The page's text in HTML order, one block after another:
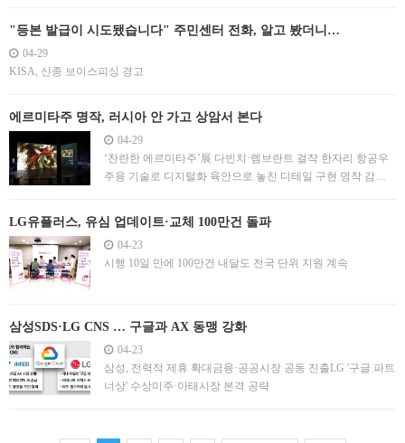
"등본 발급이 시도됐습니다" 주민센터 전화, 알고 봤더니…
04-29
KISA, 신종 보이스피싱 경고
에르미타주 명작, 러시아 안 가고 상암서 본다
04-29
‘찬란한 에르미타주’展 다빈치·렘브란트 걸작 한자리 항공우
주용 기술로 디지털화 육안으로 놓친 디테일 구현 명작 감상
LG유플러스, 유심 업데이트·교체 100만건 돌파
04-23
시행 10일 만에 100만건 내달도 전국 단위 지원 계속
삼성SDS·LG CNS … 구글과 AX 동맹 강화
04-23
삼성, 전력적 제휴 확대금융·공공시장 공동 진출LG '구글 파트
너상' 수상미주·아태시장 본격 공략